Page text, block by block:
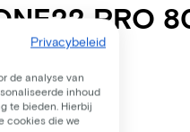
PRO
Privacybeleid
de analyse van
inhoud
te bieden. Hierbij
cookies die we